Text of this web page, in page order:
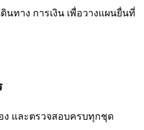
นทาง การเงิน เพื่อวางแผนยื่นที่
ง และตรวจสอบครบทุกชุด